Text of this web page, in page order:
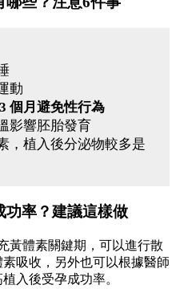
動
個月避免性行為
影響胚胎發育
，植入後分泌物較多是
功率？建議這樣做
黃體素關鍵期，可以進行散
吸收，另外也可以根據醫師
入後受孕成功率。